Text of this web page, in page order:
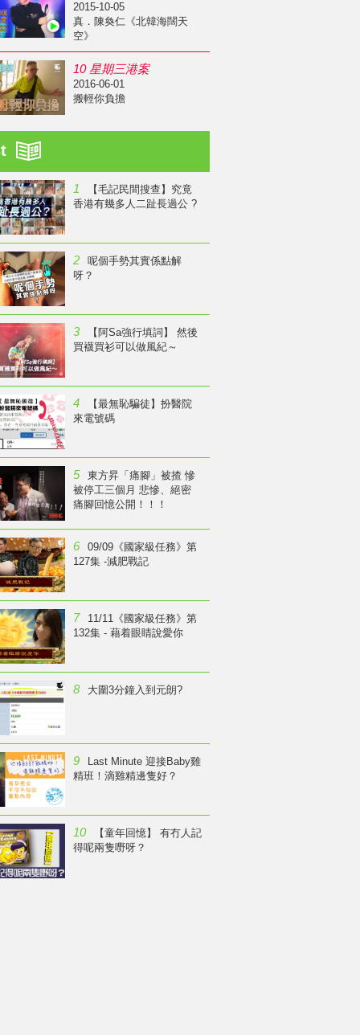
2015-10-05
真．陳奐仁《北韓海闊天
空》
10 星期三港案
2016-06-01
搬輕你負擔
1
【毛記民間搜查】究竟
香港有幾多人二趾長過公 ?
2
呢個手勢其實係點解
呀？
3
【阿Sa強行填詞】 然後
買襪買衫可以做風紀～
4
【最無恥騙徒】扮醫院
來電號碼
5
東方昇「痛腳」被揸 慘
被停工三個月 悲慘、絕密
痛腳回憶公開！！！
6
09/09《國家級任務》第
127集 -減肥戰記
7
11/11《國家級任務》第
132集 - 藉着眼睛說愛你
8 大圍3分鐘入到元朗?
9
Last Minute 迎接Baby雞
精班！滴雞精邊隻好？
10
【童年回憶】 有冇人記
得呢兩隻嘢呀？